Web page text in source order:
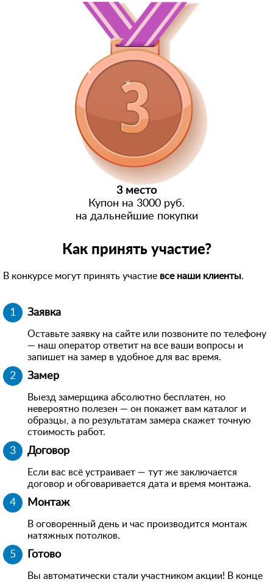
3 место
Купон на 3000 руб.
на дальнейшие покупки
Как принять участие?
В конкурсе могут принять участие все наши клиенты.
Заявка
Оставьте заявку на сайте или позвоните по телефону
— наш оператор ответит на все ваши вопросы и
запишет на замер в удобное для вас время.
Замер
Выезд замерщика абсолютно бесплатен, но
невероятно полезен — он покажет вам каталог и
образцы, а по результатам замера скажет точную
стоимость работ.
Договор
Если вас всё устраивает — тут же заключается
договор и обговаривается дата и время монтажа.
Монтаж
В оговоренный день и час производится монтаж
натяжных потолков.
Готово
Вы автоматически стали участником акции! В конце